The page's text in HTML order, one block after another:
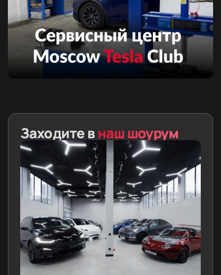
Заходите в наш шоурум